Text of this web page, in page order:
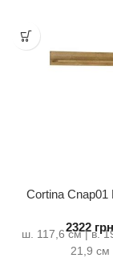
Cortina Cnap01
2322 грн
ш. 117,6 см | в.
21,9 см